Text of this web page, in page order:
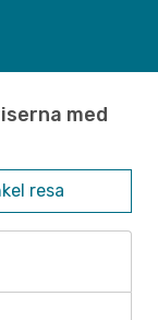
med
resa